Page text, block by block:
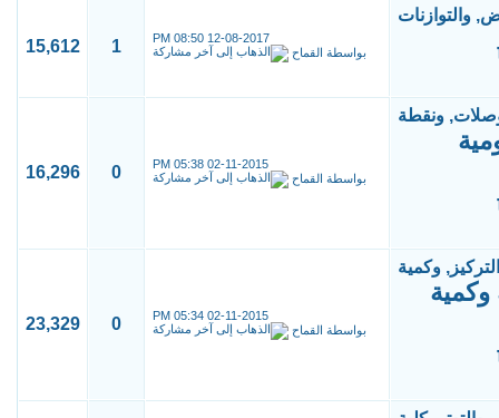
12-08-2017
08:50 PM
بواسطة القماح 1
15,612
02-11-2015
05:38 PM
بواسطة القماح 0
16,296
وكمية
02-11-2015
05:34 PM
بواسطة القماح 0
23,329